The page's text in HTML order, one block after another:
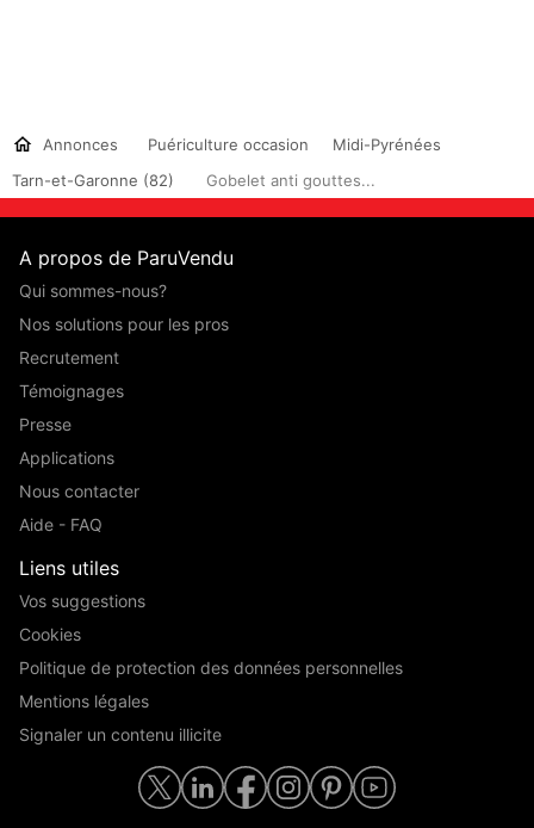
Annonces Puériculture occasion
Midi-Pyrénées
Tarn-et-Garonne (82)
Gobelet anti gouttes...
A propos de ParuVendu
Qui sommes-nous?
Nos solutions pour les pros
Recrutement
Témoignages
Presse
Applications
Nous contacter
Aide - FAQ
Liens utiles
Vos suggestions
Cookies
Politique de protection des données personnelles
Mentions légales
Signaler un contenu illicite